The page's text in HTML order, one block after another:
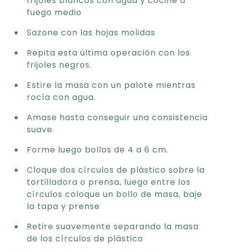
fuego medio
Sazone con las hojas molidas
Repita esta última operación con los
frijoles negros.
Estire la masa con un palote mientras
rocía con agua.
Amase hasta conseguir una consistencia
suave.
Forme luego bollos de 4 a 6 cm.
Cloque dos círculos de plástico sobre la
tortilladora o prensa, luego entre los
círculos coloque un bollo de masa, baje
la tapa y prense
Retire suavemente separando la masa
de los círculos de plástico